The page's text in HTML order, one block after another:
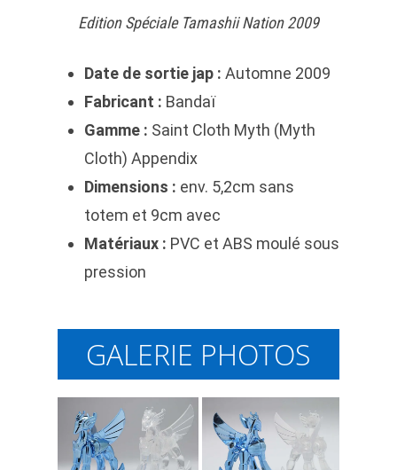
Edition Spéciale Tamashii Nation 2009
Date de sortie jap : Automne 2009
Fabricant : Bandaï
Gamme : Saint Cloth Myth (Myth
Cloth) Appendix
Dimensions : env. 5,2cm sans
totem et 9cm avec
Matériaux : PVC et ABS moulé sous
pression
GALERIE PHOTOS